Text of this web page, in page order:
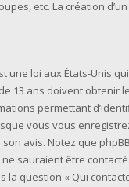
etc. La création
une loi aux États-Unis
13 ans doivent obtenir
permettant
vous vous
avis. Notez que
sauraient être
la question « Qui